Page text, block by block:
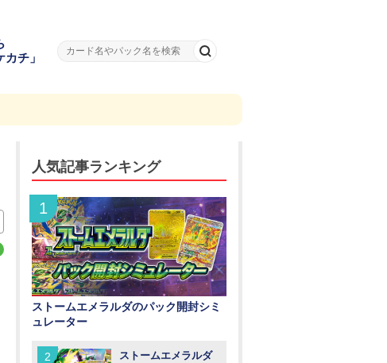
チ」
人気記事ランキング
ストームエメラルダのパック開封シミ
ュレーター
ストームエメラルダ